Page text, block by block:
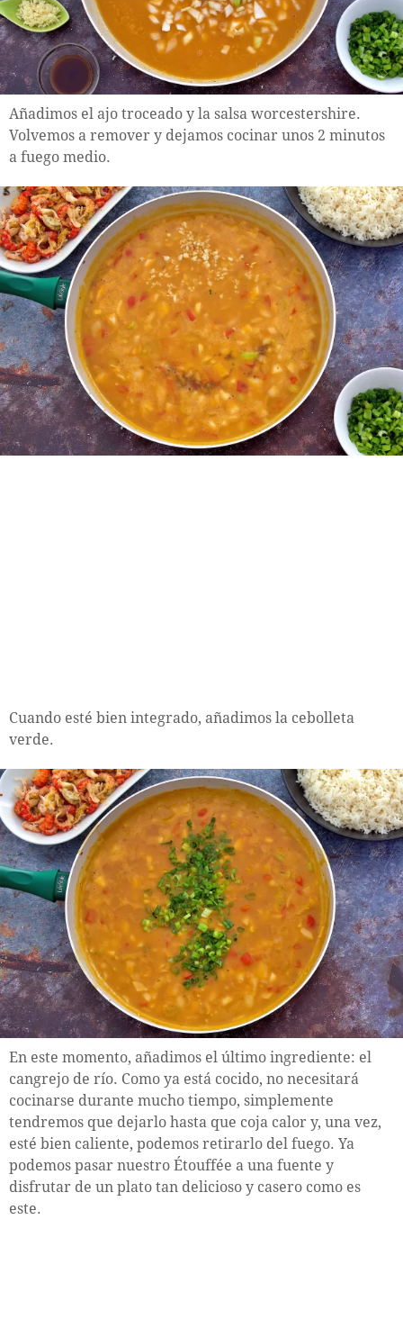
Añadimos el ajo troceado y la salsa worcestershire.
Volvemos a remover y dejamos cocinar unos 2 minutos
a fuego medio.
Cuando esté bien integrado, añadimos la cebolleta
verde.
En este momento, añadimos el último ingrediente: el
cangrejo de río. Como ya está cocido, no necesitará
cocinarse durante mucho tiempo, simplemente
tendremos que dejarlo hasta que coja calor y, una vez,
esté bien caliente, podemos retirarlo del fuego. Ya
podemos pasar nuestro Étouffée a una fuente y
disfrutar de un plato tan delicioso y casero como es
este.